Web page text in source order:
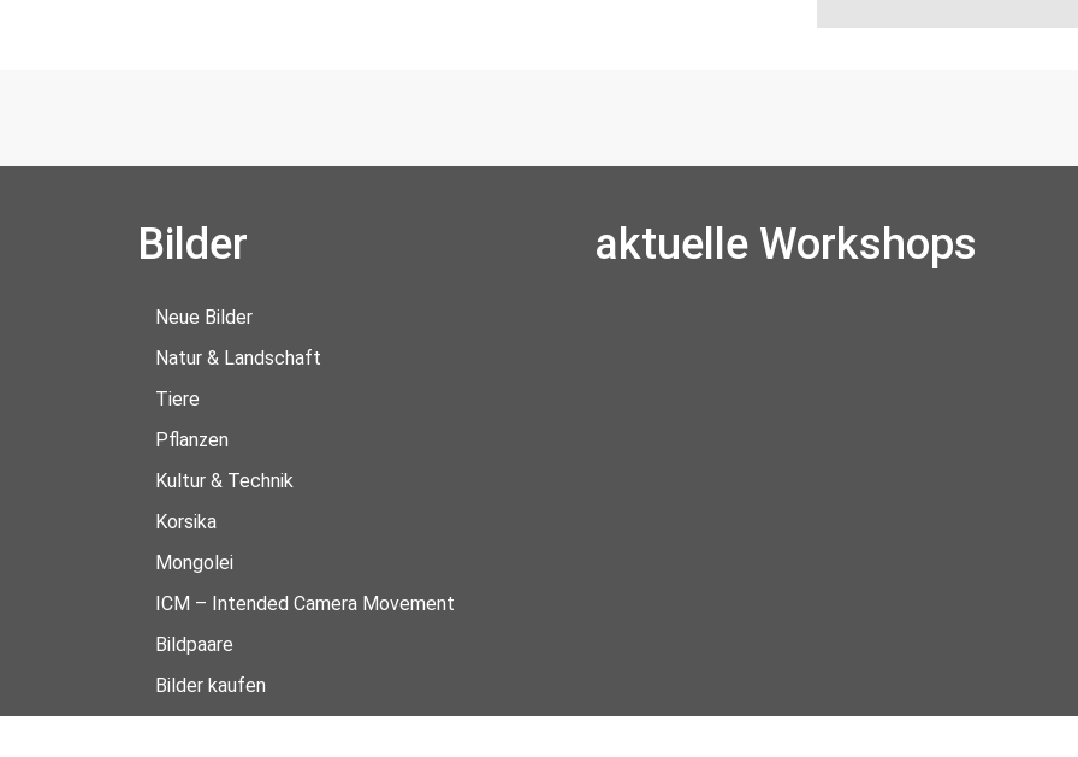
Bilder
Neue Bilder
Natur & Landschaft
Tiere
Pflanzen
Kultur & Technik
Korsika
Mongolei
ICM – Intended Camera Movement
Bildpaare
Bilder kaufen
aktuelle Workshops